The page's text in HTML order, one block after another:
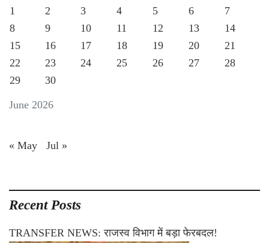
June 2026
1
2 3 4 5 6
7
8
9 10 11 12 13
14
15
16 17 18 19 20
21
22
23 24 25 26 27
28
29
30
« May Jul »
Recent Posts
TRANSFER NEWS: राजस्व विभाग में बड़ा फेरबदल!